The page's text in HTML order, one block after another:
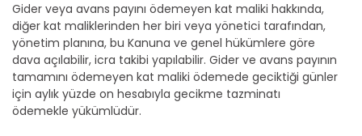
Gider veya avans payını ödemeyen kat maliki hakkında,
diğer kat maliklerinden her biri veya yönetici tarafından,
yönetim planına, bu Kanuna ve genel hükümlere göre
dava açılabilir, icra takibi yapılabilir. Gider ve avans payının
tamamını ödemeyen kat maliki ödemede geciktiği günler
için aylık yüzde on hesabıyla gecikme tazminatı
ödemekle yükümlüdür.